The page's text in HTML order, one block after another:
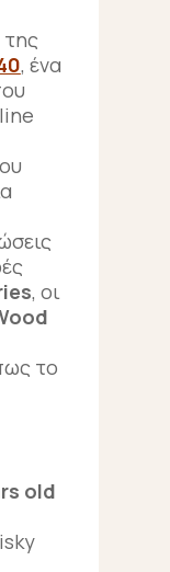
της
, ένα
, οι
το
old